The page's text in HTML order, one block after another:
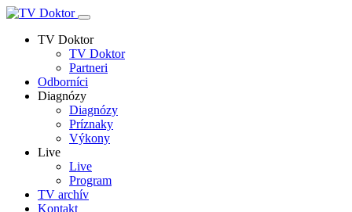
TV Doktor
TV Doktor
Partneri
Odborníci
Diagnózy
Diagnózy
Príznaky
Výkony
Live
Live
Program
TV archív
Kontakt